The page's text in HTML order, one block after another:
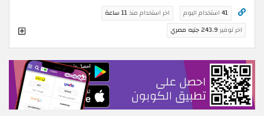
41 استخدام اليوم اخر استخدام منذ11 ساعة
اخر توفير 243.9 جنيه مصري